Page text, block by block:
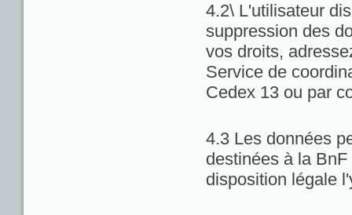
4.2\ L'utilisateur
suppression des
vos droits,
Service de
Cedex 13 ou par
4.3 Les données
destinées à la
disposition légale